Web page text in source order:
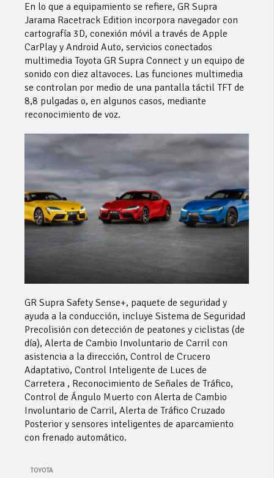
En lo que a equipamiento se refiere, GR Supra
Jarama Racetrack Edition incorpora navegador con
cartografía 3D, conexión móvil a través de Apple
CarPlay y Android Auto, servicios conectados
multimedia Toyota GR Supra Connect y un equipo de
sonido con diez altavoces. Las funciones multimedia
se controlan por medio de una pantalla táctil TFT de
8,8 pulgadas o, en algunos casos, mediante
reconocimiento de voz.
GR Supra Safety Sense+, paquete de seguridad y
ayuda a la conducción, incluye Sistema de Seguridad
Precolisión con detección de peatones y ciclistas (de
día), Alerta de Cambio Involuntario de Carril con
asistencia a la dirección, Control de Crucero
Adaptativo, Control Inteligente de Luces de
Carretera , Reconocimiento de Señales de Tráfico,
Control de Ángulo Muerto con Alerta de Cambio
Involuntario de Carril, Alerta de Tráfico Cruzado
Posterior y sensores inteligentes de aparcamiento
con frenado automático.
TOYOTA